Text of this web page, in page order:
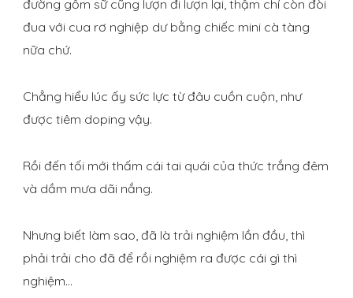
đường gốm sữ cũng lượn đi lượn lại, thậm chí còn đòi
đua với cua rơ nghiệp dư bằng chiếc mini cà tàng
nữa chứ.
Chẳng hiểu lúc ấy sức lực từ đâu cuồn cuộn, như
được tiêm doping vậy.
Rồi đến tối mới thấm cái tai quái của thức trắng đêm
và dầm mưa dãi nắng.
Nhưng biết làm sao, đã là trải nghiệm lần đầu, thì
phải trải cho đã để rồi nghiệm ra được cái gì thì
nghiệm…